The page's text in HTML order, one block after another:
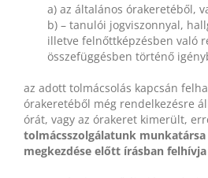
a) az általános órakeretéből,
b) – tanulói jogviszonnyal,
illetve felnőttképzésben való
összefüggésben történő
az adott tolmácsolás kapcsán
órakeretéből még rendelkezésre
órát, vagy az órakeret kimerült,
tolmácsszolgálatunk
megkezdése előtt írásban